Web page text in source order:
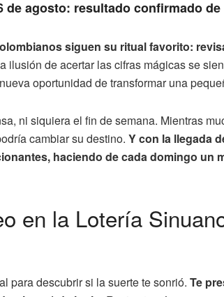
de agosto: resultado confirmado
siguen su ritual favorito:
ilusión de acertar las cifras mágicas se
oportunidad de transformar una
ni siquiera el fin de semana. Mientras
cambiar su destino. Y con la llegada
haciendo de cada domingo un
en la Lotería
para descubrir si la suerte te sonrió. Te